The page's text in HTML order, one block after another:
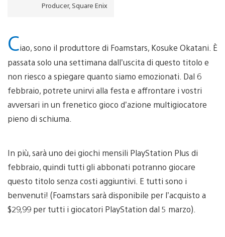
Producer, Square Enix
Ciao, sono il produttore di Foamstars, Kosuke Okatani. È
passata solo una settimana dall’uscita di questo titolo e
non riesco a spiegare quanto siamo emozionati. Dal 6
febbraio, potrete unirvi alla festa e affrontare i vostri
avversari in un frenetico gioco d’azione multigiocatore
pieno di schiuma.
In più, sarà uno dei giochi mensili PlayStation Plus di
febbraio, quindi tutti gli abbonati potranno giocare
questo titolo senza costi aggiuntivi. E tutti sono i
benvenuti! (Foamstars sarà disponibile per l’acquisto a
$29,99 per tutti i giocatori PlayStation dal 5 marzo).